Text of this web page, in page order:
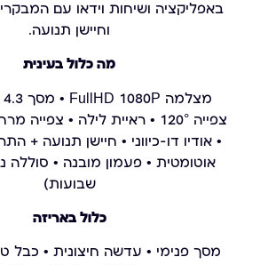
באפליקציה ושיחות וידאו עם
וחיישן תנועה.
מה כלול בעינית
צפייה 120° • ראיית לילה •
• אודיו דו-כיווני • חיישן תנועה +
שבועות)
כלול באריזה